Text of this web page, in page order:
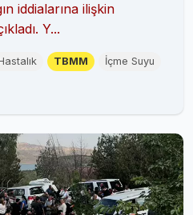
iddialarına ilişkin
Y...
TBMM İçme Suyu